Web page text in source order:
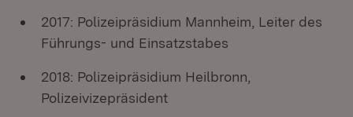
2017: Polizeipräsidium Mannheim, Leiter des
Führungs- und Einsatzstabes
2018: Polizeipräsidium Heilbronn,
Polizeivizepräsident